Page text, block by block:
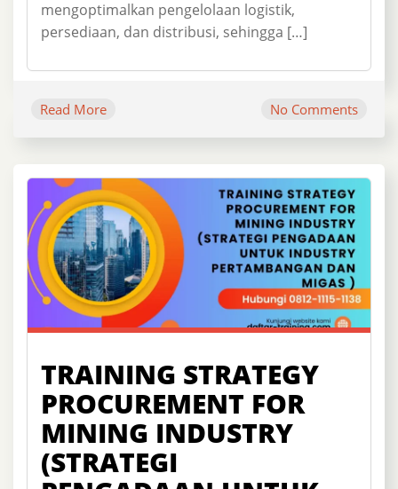
mengoptimalkan pengelolaan logistik,
persediaan, dan distribusi, sehingga […]
Read More No Comments
TRAINING STRATEGY
PROCUREMENT FOR
MINING INDUSTRY
(STRATEGI